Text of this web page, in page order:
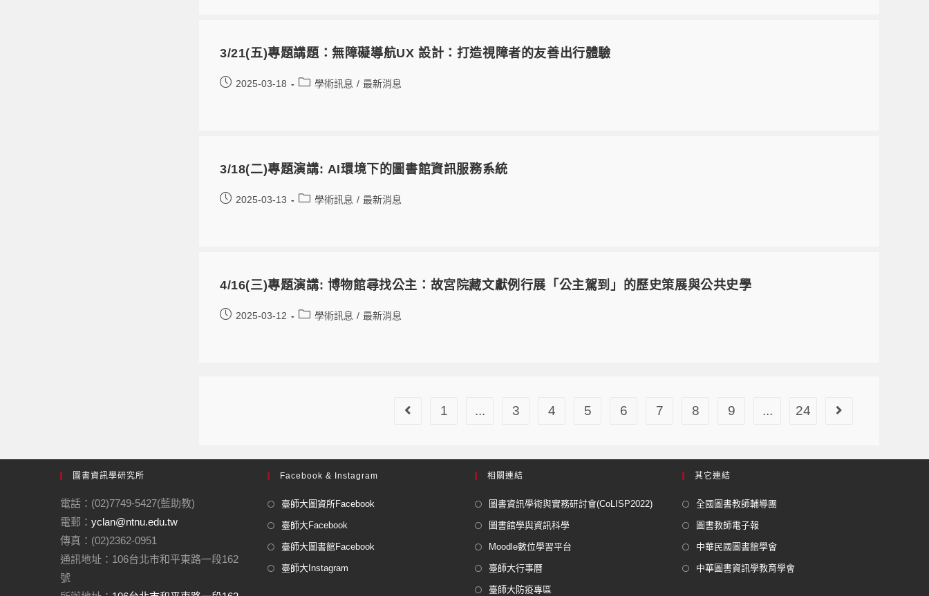
3/21(五)專題講題：無障礙導航UX 設計：打造視障者的友善出行體驗
2025-03-18 學術訊息 / 最新消息
3/18(二)專題演講: AI環境下的圖書館資訊服務系統
2025-03-13 學術訊息 / 最新消息
4/16(三)專題演講: 博物館尋找公主：故宮院藏文獻例行展「公主駕到」的歷史策展與公共史學
2025-03-12 學術訊息 / 最新消息
1 ... 3 4 5 6 7 8 9 ... 24
圖書資訊學研究所
電話：(02)7749-5427(藍助教)
電郵： yclan@ntnu.edu.tw
傳真：(02)2362-0951
通訊地址：106台北市和平東路一段162
號
Facebook & Instagram
臺師大圖資所Facebook
臺師大Facebook
臺師大圖書館Facebook
臺師大Instagram
相關連結
圖書資訊學術與實務研討會(CoLISP2022)
圖書館學與資訊科學
Moodle數位學習平台
臺師大行事曆
臺師大防疫專區
其它連結
全國圖書教師輔導團
圖書教師電子報
中華民國圖書館學會
中華圖書資訊學教育學會